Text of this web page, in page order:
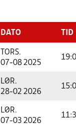
DATO TID
TORS.
07-08 2025
LØR.
28-02 2026
LØR.
07-03 2026